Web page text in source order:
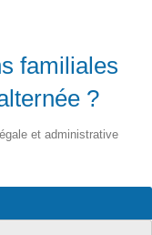
familiales
?
et administrative